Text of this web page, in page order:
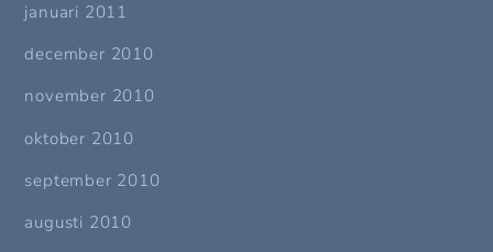
januari 2011
december 2010
november 2010
oktober 2010
september 2010
augusti 2010